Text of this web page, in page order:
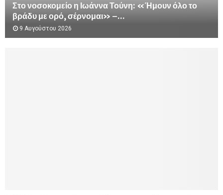
Στο νοσοκομείο η Ιωάννα Τούνη: «Ήμουν όλο το
βράδυ με ορό, σέρνομαι» –...
9 Αυγούστου 2026